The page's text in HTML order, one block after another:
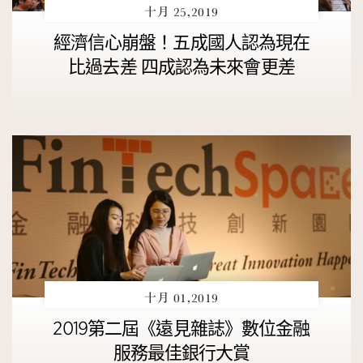
十月 25,2019
經濟信心崩盤！五成國人認為現在
比過去差 四成認為未來會更差
十月 01,2019
2019第二屆《遠見雜誌》數位金融
服務最佳銀行大賞